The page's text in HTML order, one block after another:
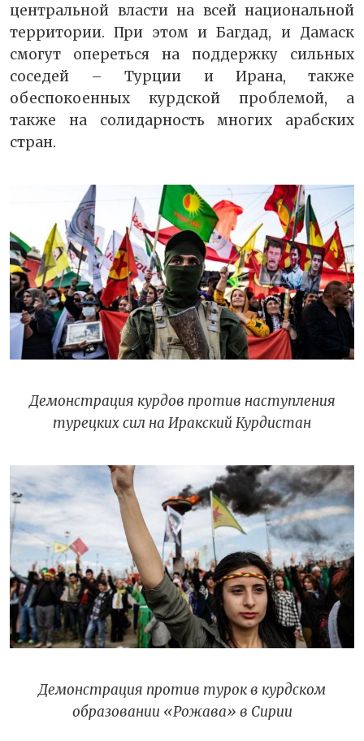
центральной власти на всей национальной
территории. При этом и Багдад, и Дамаск
смогут опереться на поддержку сильных
соседей – Турции и Ирана, также
обеспокоенных курдской проблемой, а
также на солидарность многих арабских
стран.
Демонстрация курдов против наступления
турецких сил на Иракский Курдистан
Демонстрация против турок в курдском
образовании «Рожава» в Сирии